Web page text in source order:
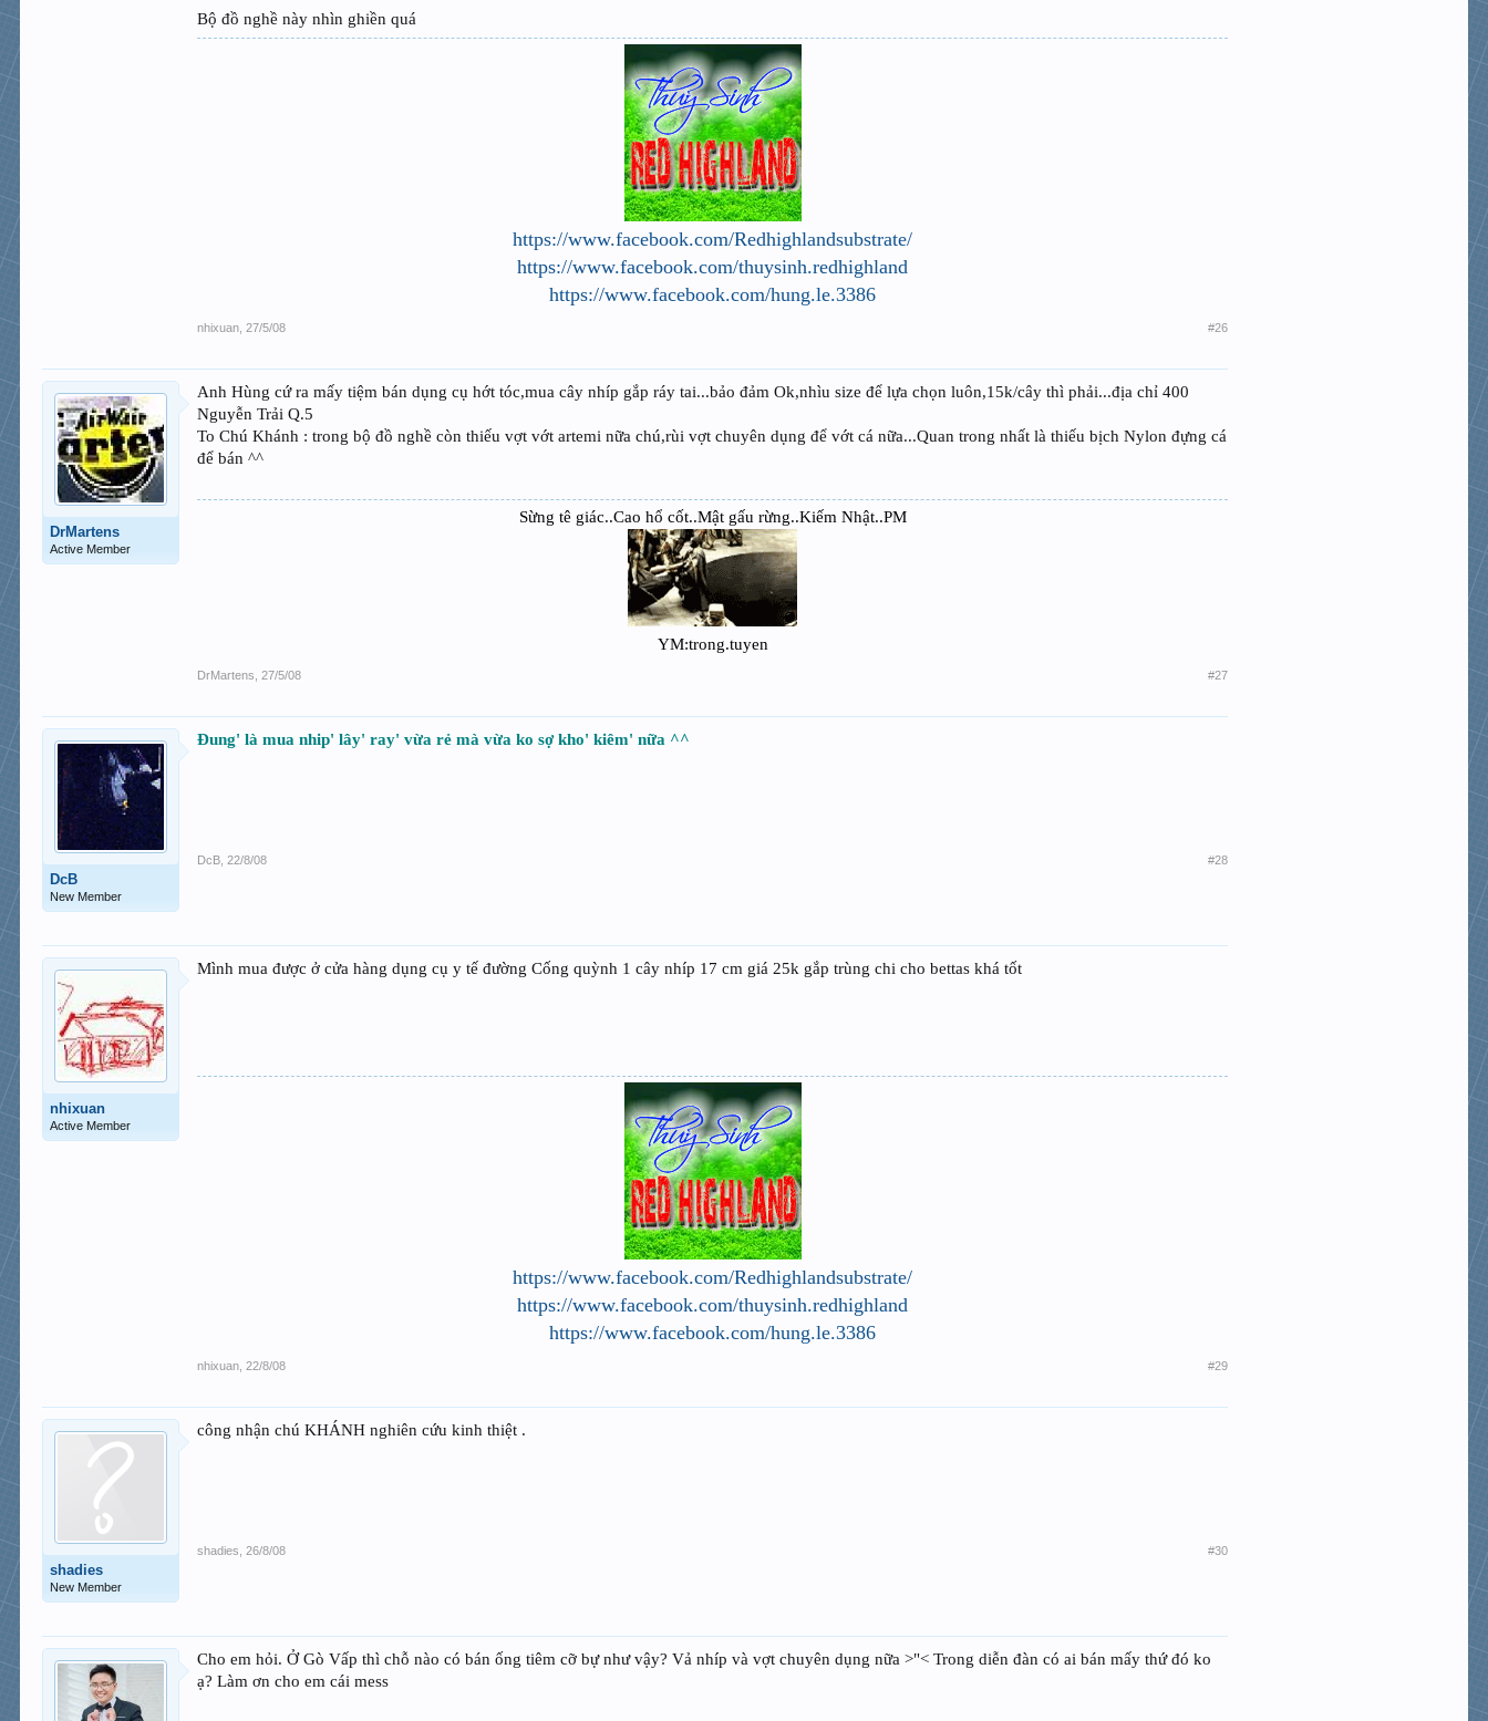
- Giúp gắp loại bỏ các tạp chất có trong trùn, rất vệ sinh.
- Giá tham khảo: 8 đến 12 ngàn /1 cây.
________________
Bộ đồ nghề này nhìn ghiền quá
https://www.facebook.com/Redhighlandsubstrate/
https://www.facebook.com/thuysinh.redhighland
https://www.facebook.com/hung.le.3386
nhixuan 27/5/08 #26
DrMartens
Active Member
Anh Hùng cứ ra mấy tiệm bán dụng cụ hớt tóc,mua cây nhíp gắp ráy tai...bảo đảm Ok,nhìu size để lựa chọn luôn,15k/cây thì phải...địa chỉ 400
Nguyễn Trải Q.5
To Chú Khánh : trong bộ đồ nghề còn thiếu vợt vớt artemi nữa chú,rùi vợt chuyên dụng để vớt cá nữa...Quan trong nhất là thiếu bịch Nylon đựng cá
để bán ^^
Sừng tê giác..Cao hổ cốt..Mật gấu rừng..Kiếm Nhật..PM
YM:trong.tuyen
DrMartens 27/5/08 #27
DcB
New Member
Đung' là mua nhip' lây' ray' vừa rẻ mà vừa ko sợ kho' kiêm' nữa ^^
DcB 22/8/08 #28
nhixuan
Active Member
Mình mua được ở cửa hàng dụng cụ y tế đường Cống quỳnh 1 cây nhíp 17 cm giá 25k gắp trùng chi cho bettas khá tốt
https://www.facebook.com/Redhighlandsubstrate/
https://www.facebook.com/thuysinh.redhighland
https://www.facebook.com/hung.le.3386
nhixuan 22/8/08 #29
shadies
New Member
công nhận chú KHÁNH nghiên cứu kinh thiệt .
shadies 26/8/08 #30
Cho em hỏi. Ở Gò Vấp thì chỗ nào có bán ống tiêm cỡ bự như vậy? Vả nhíp và vợt chuyên dụng nữa >"< Trong diễn đàn có ai bán mấy thứ đó ko
ạ? Làm ơn cho em cái mess